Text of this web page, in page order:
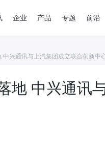
企业 产品 专题 前沿
中兴通讯与上汽集团成立联合创新中
地 中兴通讯